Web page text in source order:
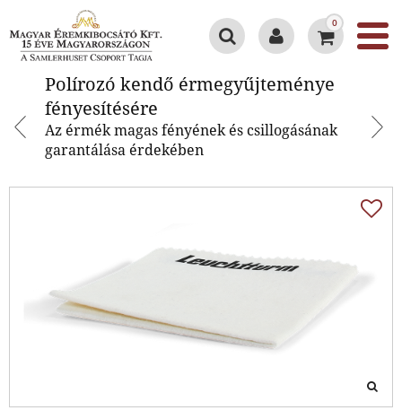
0
Polírozó kendő érmegyűjteménye
fényesítésére
Az érmék magas fényének és csillogásának
garantálása érdekében
Polírozó kendő érmegyűjteménye
fényesítésére